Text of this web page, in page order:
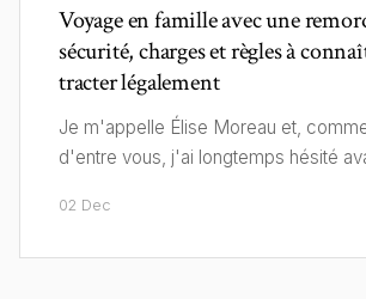
Voyage en famille avec une
sécurité, charges et règles à
tracter légalement
Je m'appelle Élise Moreau et,
d'entre vous, j'ai longtemps hésité
02 Dec